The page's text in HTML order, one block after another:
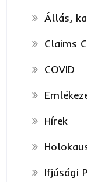
Állás,
Claims
COVID
Hírek
Ifjúsági